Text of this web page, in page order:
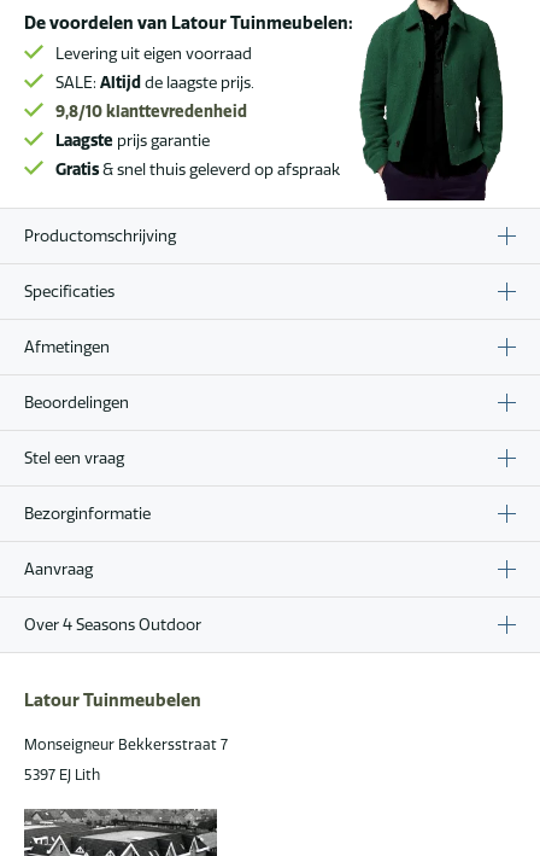
De voordelen van Latour Tuinmeubelen:
Levering uit eigen voorraad
SALE: Altijd de laagste prijs.
9,8/10 klanttevredenheid
Laagste prijs garantie
Gratis& snel thuis geleverd op afspraak
Productomschrijving
Specificaties
Afmetingen
Beoordelingen
Stel een vraag
Bezorginformatie
Aanvraag
Over 4 Seasons Outdoor
Latour Tuinmeubelen
Monseigneur Bekkersstraat 7
5397 EJ Lith